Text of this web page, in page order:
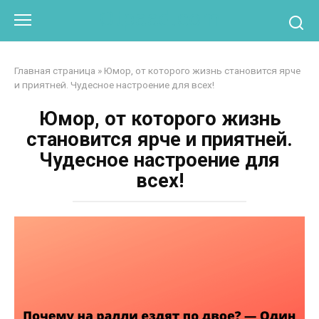
контенту
Главная страница » Юмор, от которого жизнь становится ярче
и приятней. Чудесное настроение для всех!
Юмор, от которого жизнь
становится ярче и приятней.
Чудесное настроение для
всех!